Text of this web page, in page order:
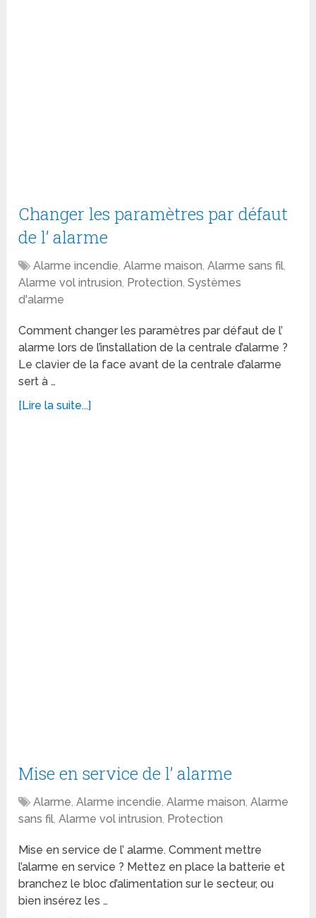
Changer les paramètres par défaut
de l’ alarme
Alarme incendie,Alarme maison,Alarme sans fil,
Alarme vol intrusion, Protection,Systèmes
d'alarme
Comment changer les paramètres par défaut de l’
alarme lors de l’installation de la centrale d’alarme ?
Le clavier de la face avant de la centrale d’alarme
sert à …
[Lire la suite...]
Mise en service de l’ alarme
Alarme,Alarme incendie,Alarme maison,Alarme
sans fil,Alarme vol intrusion, Protection
Mise en service de l’ alarme. Comment mettre
l’alarme en service ? Mettez en place la batterie et
branchez le bloc d’alimentation sur le secteur, ou
bien insérez les …